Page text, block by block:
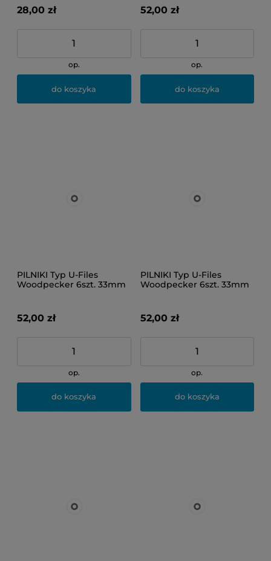
28,00 zł
op.
do koszyka
52,00 zł
op.
do koszyka
PILNIKI Typ U-Files
Woodpecker 6szt. 33mm
52,00 zł
op.
do koszyka
PILNIKI Typ U-Files
Woodpecker 6szt. 33mm
52,00 zł
op.
do koszyka